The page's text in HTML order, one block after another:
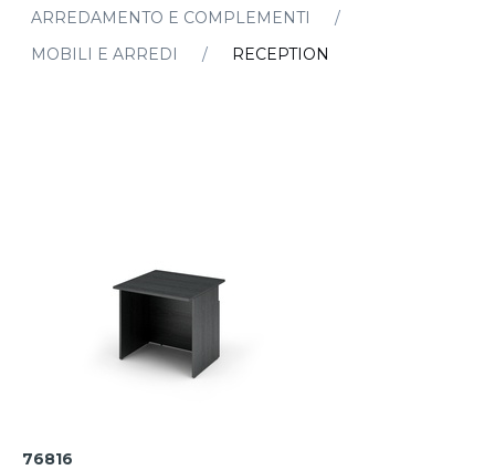
ARREDAMENTO E COMPLEMENTI
MOBILI E ARREDI
RECEPTION
76816